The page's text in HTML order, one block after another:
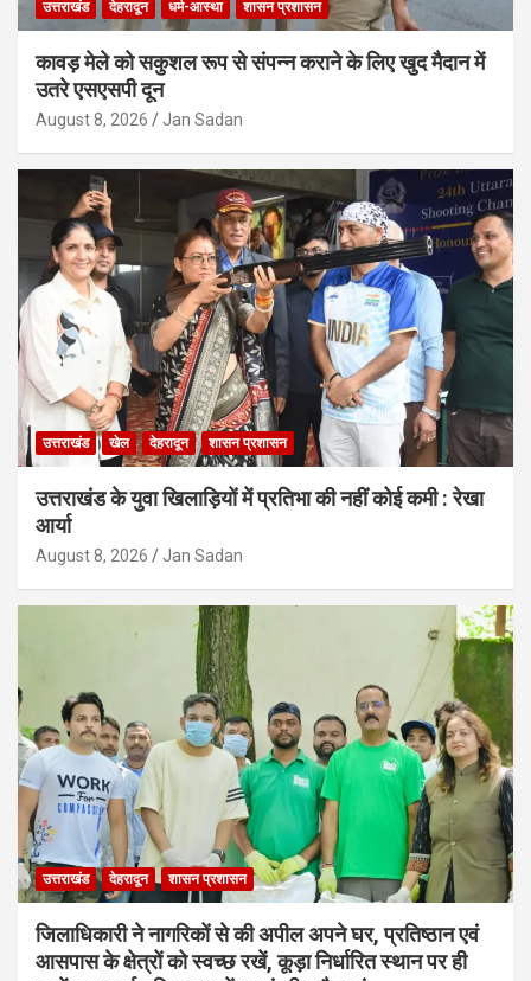
उत्तराखंड देहरादून धर्म-आस्था शासन प्रशासन
कावड़ मेले को सकुशल रूप से संपन्न कराने के लिए खुद मैदान में
उतरे एसएसपी दून
August 8, 2026 Jan Sadan
उत्तराखंड खेल देहरादून शासन प्रशासन
उत्तराखंड के युवा खिलाड़ियों में प्रतिभा की नहीं कोई कमी : रेखा
आर्या
August 8, 2026 Jan Sadan
उत्तराखंड देहरादून शासन प्रशासन
जिलाधिकारी ने नागरिकों से की अपील अपने घर, प्रतिष्ठान एवं
आसपास के क्षेत्रों को स्वच्छ रखें, कूड़ा निर्धारित स्थान पर ही